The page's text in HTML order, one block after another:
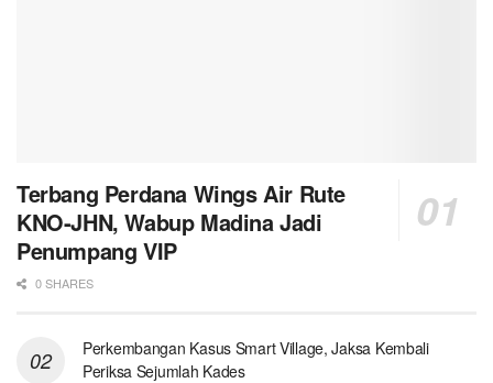
Terbang Perdana Wings Air Rute
KNO-JHN, Wabup Madina Jadi
Penumpang VIP
0 SHARES
Perkembangan Kasus Smart Village, Jaksa Kembali
Periksa Sejumlah Kades